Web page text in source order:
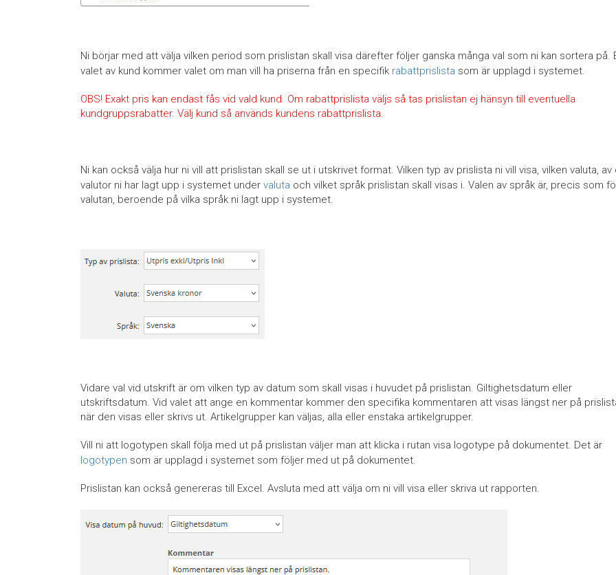
Ni börjar med att välja vilken period som prislistan skall visa därefter följer ganska många val som ni kan sortera på.
valet av kund kommer valet om man vill ha priserna från en specifik rabattprislista som är upplagd i systemet.
OBS! Exakt pris kan endast fås vid vald kund. Om rabattprislista väljs så tas prislistan ej hänsyn till eventuella
kundgruppsrabatter. Välj kund så används kundens rabattprislista.
Ni kan också välja hur ni vill att prislistan skall se ut i utskrivet format. Vilken typ av prislista ni vill visa, vilken valuta, av
valutor ni har lagt upp i systemet under valuta och vilket språk prislistan skall visas i. Valen av språk är, precis som
valutan, beroende på vilka språk ni lagt upp i systemet.
Vidare val vid utskrift är om vilken typ av datum som skall visas i huvudet på prislistan. Giltighetsdatum eller
utskriftsdatum. Vid valet att ange en kommentar kommer den specifika kommentaren att visas längst ner på
när den visas eller skrivs ut. Artikelgrupper kan väljas, alla eller enstaka artikelgrupper.
Vill ni att logotypen skall följa med ut på prislistan väljer man att klicka i rutan visa logotype på dokumentet. Det är
logotypen som är upplagd i systemet som följer med ut på dokumentet.
Prislistan kan också genereras till Excel. Avsluta med att välja om ni vill visa eller skriva ut rapporten.